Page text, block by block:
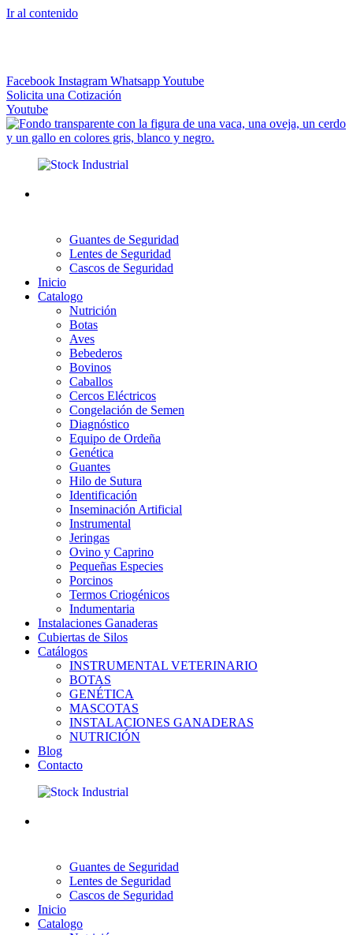
Ir al contenido
Facebook Instagram WhatsappYoutube
Solicita una Cotización
Youtube
Guantes de Seguridad
Lentes de Seguridad
Cascos de Seguridad
Inicio
Catalogo
Nutrición
Botas
Aves
Bebederos
Bovinos
Caballos
Cercos Eléctricos
Congelación de Semen
Diagnóstico
Equipo de Ordeña
Genética
Guantes
Hilo de Sutura
Identificación
Inseminación Artificial
Instrumental
Jeringas
Ovino y Caprino
Pequeñas Especies
Porcinos
Termos Criogénicos
Indumentaria
Instalaciones Ganaderas
Cubiertas de Silos
Catálogos
INSTRUMENTAL VETERINARIO
BOTAS
GENÉTICA
MASCOTAS
INSTALACIONES GANADERAS
NUTRICIÓN
Blog
Contacto
Guantes de Seguridad
Lentes de Seguridad
Cascos de Seguridad
Inicio
Catalogo